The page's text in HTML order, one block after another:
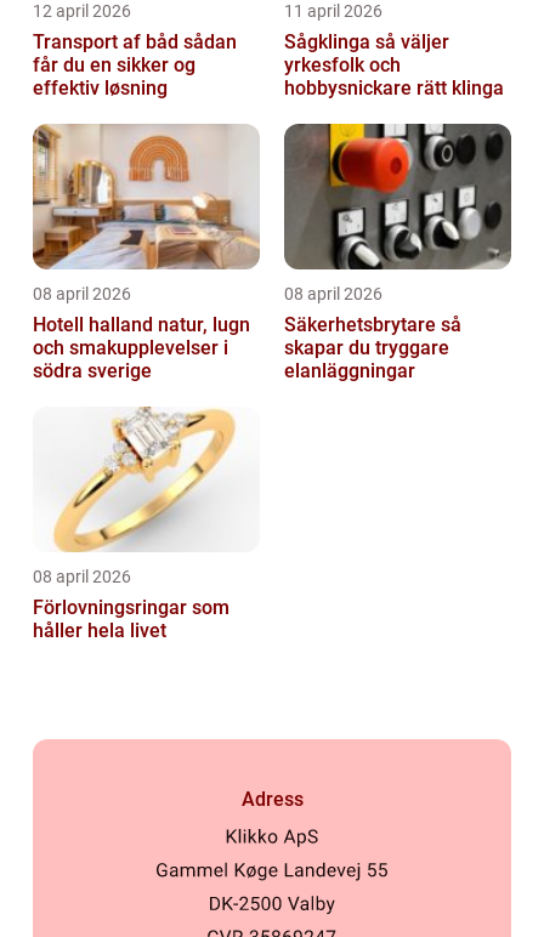
12 april 2026
Transport af båd sådan
får du en sikker og
effektiv løsning
11 april 2026
Sågklinga så väljer
yrkesfolk och
hobbysnickare rätt klinga
08 april 2026
Hotell halland natur, lugn
och smakupplevelser i
södra sverige
08 april 2026
Säkerhetsbrytare så
skapar du tryggare
elanläggningar
08 april 2026
Förlovningsringar som
håller hela livet
Adress